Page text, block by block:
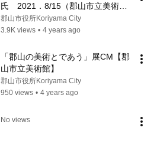
氏　2021．8/15（郡山市立美術
館）
郡山市役所Koriyama City
3.9K views • 4 years ago
「郡山の美術とであう」展CM【郡
山市立美術館】
郡山市役所Koriyama City
950 views • 4 years ago
No views